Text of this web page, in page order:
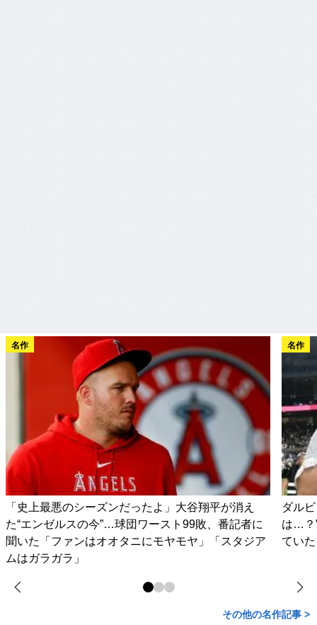
名作
「史上最悪のシーズンだったよ」大谷翔平が消え
た“エンゼルスの今”…球団ワースト99敗、番記者に
聞いた「ファンはオオタニにモヤモヤ」「スタジア
ムはガラガラ」
名作
ダル
は…？
てい
その他の名作記事 >